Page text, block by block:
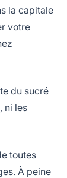
la capitale
votre
du sucré
ni les
toutes
À peine